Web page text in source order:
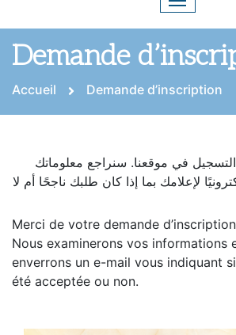
Demande
Accueil Demande d’inscription
في موقعنا. سنراجع معلوماتك
Merci de votre demande
Nous examinerons vos informations
enverrons un e-mail vous indiquant
été acceptée ou non.